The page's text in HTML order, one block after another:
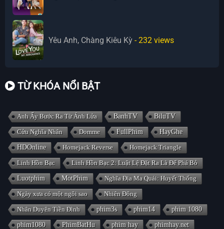
Yêu Anh, Chàng Kiêu Kỳ - 232 views
TỪ KHÓA NỔI BẬT
Anh Ấy Bước Ra Từ Ánh Lửa BanhTV BiluTV
Cửu Nghĩa Nhân Domme FullPhim HayGhe
HDOnline Homejack Reverse Homejack Triangle
Linh Hồn Bạc Linh Hồn Bạc 2: Luật Lệ Đặt Ra Là Để Phá Bỏ
Luotphim MotPhim Nghĩa Địa Ma Quái: Huyết Thống
Ngày xưa có một ngôi sao Nhiên Đông
Nhân Duyên Tiền Đình phim3s phim14 phim 1080
phim1080 PhimBatHu phim hay phimhay.net